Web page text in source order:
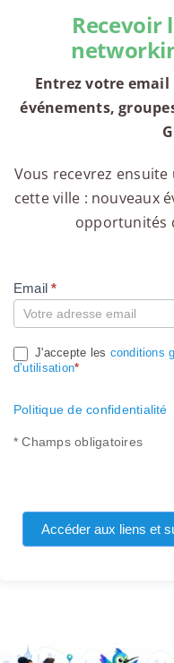
Recevoir
Entrez votre email
événements,
Vous recevrez
cette ville : nouveaux
opportunités
Compte
Email*
J'accepte les conditions
d’utilisation*
Politique de confidentialité
* Champs obligatoires
Accéder aux liens et